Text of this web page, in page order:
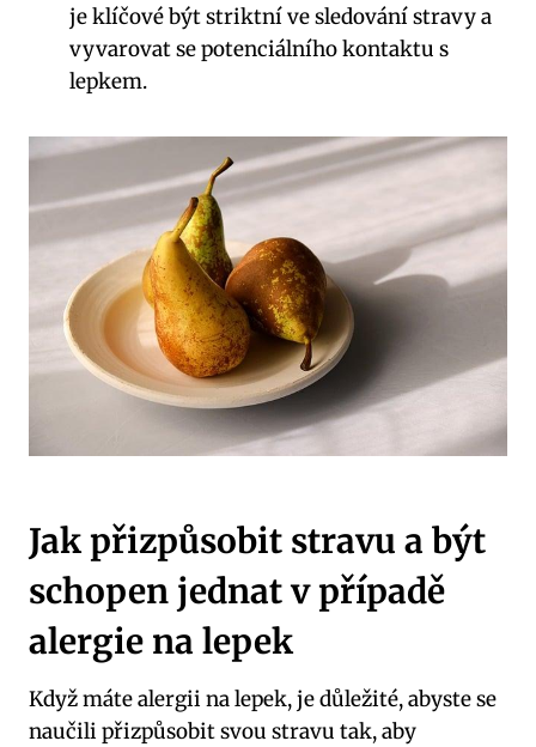
je klíčové být striktní ve sledování stravy a
vyvarovat se potenciálního kontaktu s
lepkem.
Jak přizpůsobit stravu a být
schopen jednat v případě
alergie na lepek
Když máte alergii na lepek, je důležité, abyste se
naučili přizpůsobit svou stravu tak, aby